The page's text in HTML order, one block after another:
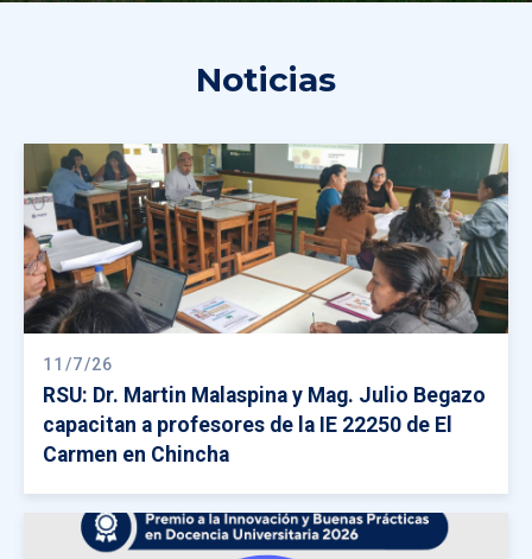
Noticias
11/7/26
RSU: Dr. Martin Malaspina y Mag. Julio Begazo
capacitan a profesores de la IE 22250 de El
Carmen en Chincha